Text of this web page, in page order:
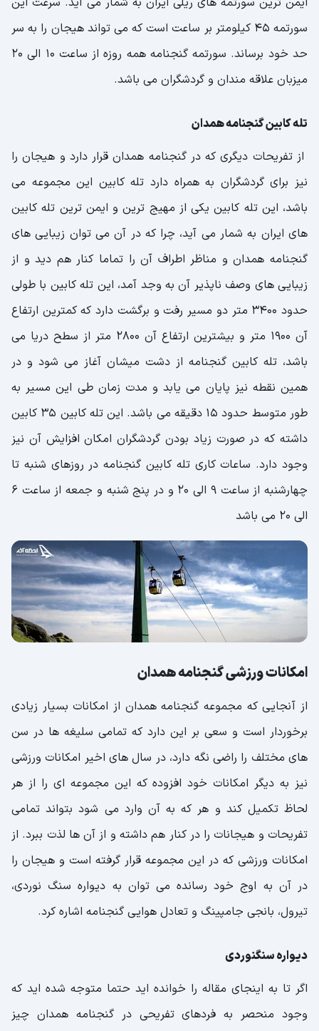
سورتمه 45 کیلومتر بر ساعت است که می تواند هیجان را به سر
حد خود برساند. سورتمه گنجنامه همه روزه از ساعت 10 الی 20
میزبان علاقه مندان و گردشگران می باشد.
تله کابین گنجنامه همدان
از تفریحات دیگری که در گنجنامه همدان قرار دارد و هیجان را
نیز برای گردشگران به همراه دارد تله کابین این مجموعه می
باشد، این تله کابین یکی از مهیج ترین و ایمن ترین تله کابین
های ایران به شمار می آید، چرا که در آن می توان زیبایی های
گنجنامه همدان و مناظر اطراف آن را تماما کنار هم دید و از
زیبایی های وصف ناپذیر آن به وجد آمد، این تله کابین با طولی
حدود 3400 متر دو مسیر رفت و برگشت دارد که کمترین ارتفاع
آن 1900 متر و بیشترین ارتفاع آن 2800 متر از سطح دریا می
باشد، تله کابین گنجنامه از دشت میشان آغاز می شود و در
همین نقطه نیز پایان می یابد و مدت زمان طی این مسیر به
طور متوسط حدود 15 دقیقه می باشد. این تله کابین 35 کابین
داشته که در صورت زیاد بودن گردشگران امکان افزایش آن نیز
وجود دارد. ساعات کاری تله کابین گنجنامه در روزهای شنبه تا
چهارشنبه از ساعت 9 الی 20 و در پنج شنبه و جمعه از ساعت 6
الی 20 می باشد
امکانات ورزشی گنجنامه همدان
از آنجایی که مجموعه گنجنامه همدان از امکانات بسیار زیادی
برخوردار است و سعی بر این دارد که تمامی سلیغه ها در سن
های مختلف را راضی نگه دارد، در سال های اخیر امکانات ورزشی
نیز به دیگر امکانات خود افزوده که این مجموعه ای را از هر
لحاظ تکمیل کند و هر که به آن وارد می شود بتواند تمامی
تفریحات و هیجانات را در کنار هم داشته و از آن ها لذت ببرد. از
امکانات ورزشی که در این مجموعه قرار گرفته است و هیجان را
در آن به اوج خود رسانده می توان به دیواره سنگ نوردی،
تیرول، بانجی جامپینگ و تعادل هوایی گنجنامه اشاره کرد.
دیواره سنگنوردی
اگر تا به اینجای مقاله را خوانده اید حتما متوجه شده اید که
وجود منحصر به فردهای تفریحی در گنجنامه همدان چیز